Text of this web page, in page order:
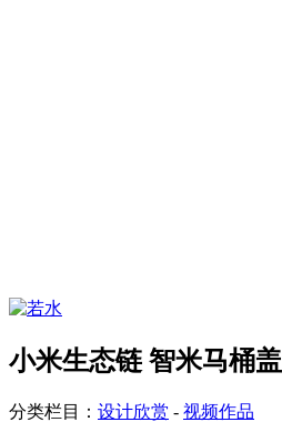
小米生态链 智米马桶盖
分类栏目： 设计欣赏 - 视频作品